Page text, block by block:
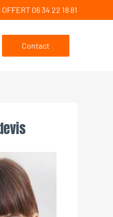
OFFERT 06 34 22 18 81
Contact